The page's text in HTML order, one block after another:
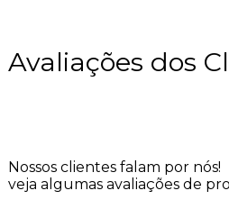
Avaliações dos
Nossos clientes falam por nós!
veja algumas avaliações de